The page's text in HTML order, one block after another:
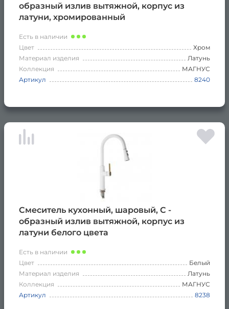
образный излив вытяжной, корпус из
латуни, хромированный
Есть в наличии
Цвет
Хром
Материал изделия
Латунь
Коллекция
МАГНУС
Артикул
8240
Смеситель кухонный, шаровый, С -
образный излив вытяжной, корпус из
латуни белого цвета
Есть в наличии
Цвет
Белый
Материал изделия
Латунь
Коллекция
МАГНУС
Артикул
8238